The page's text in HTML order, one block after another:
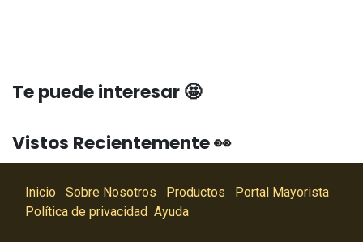
Te puede interesar 🤩
Vistos Recientemente 👀
Inicio Sobre Nosotros Productos
Portal Mayorista
Política de privacidad Ayuda